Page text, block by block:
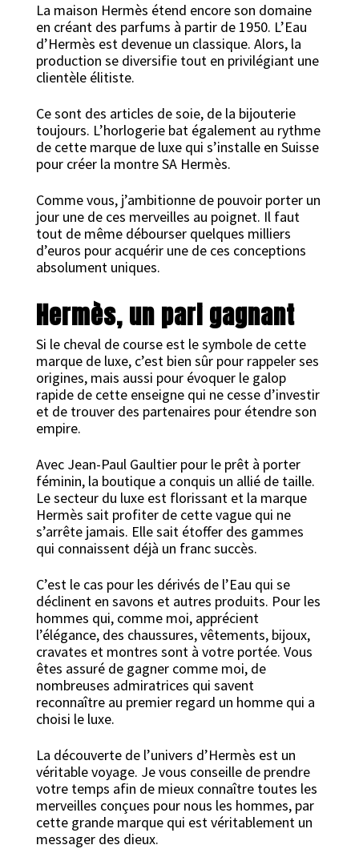
La maison Hermès étend encore son domaine
en créant des parfums à partir de 1950. L’Eau
d’Hermès est devenue un classique. Alors, la
production se diversifie tout en privilégiant une
clientèle élitiste.
Ce sont des articles de soie, de la bijouterie
toujours. L’horlogerie bat également au rythme
de cette marque de luxe qui s’installe en Suisse
pour créer la montre SA Hermès.
Comme vous, j’ambitionne de pouvoir porter un
jour une de ces merveilles au poignet. Il faut
tout de même débourser quelques milliers
d’euros pour acquérir une de ces conceptions
absolument uniques.
Hermès, un pari gagnant
Si le cheval de course est le symbole de cette
marque de luxe, c’est bien sûr pour rappeler ses
origines, mais aussi pour évoquer le galop
rapide de cette enseigne qui ne cesse d’investir
et de trouver des partenaires pour étendre son
empire.
Avec Jean-Paul Gaultier pour le prêt à porter
féminin, la boutique a conquis un allié de taille.
Le secteur du luxe est florissant et la marque
Hermès sait profiter de cette vague qui ne
s’arrête jamais. Elle sait étoffer des gammes
qui connaissent déjà un franc succès.
C’est le cas pour les dérivés de l’Eau qui se
déclinent en savons et autres produits. Pour les
hommes qui, comme moi, apprécient
l’élégance, des chaussures, vêtements, bijoux,
cravates et montres sont à votre portée. Vous
êtes assuré de gagner comme moi, de
nombreuses admiratrices qui savent
reconnaître au premier regard un homme qui a
choisi le luxe.
La découverte de l’univers d’Hermès est un
véritable voyage. Je vous conseille de prendre
votre temps afin de mieux connaître toutes les
merveilles conçues pour nous les hommes, par
cette grande marque qui est véritablement un
messager des dieux.